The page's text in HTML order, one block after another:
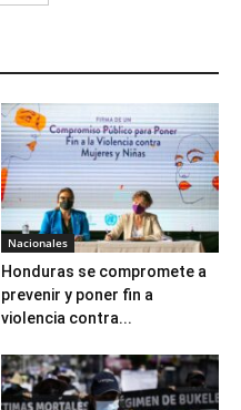
Nacionales
Honduras se compromete a
prevenir y poner fin a
violencia contra...